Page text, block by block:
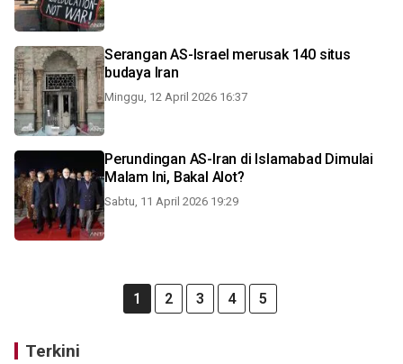
Serangan AS-Israel merusak 140 situs
budaya Iran
Minggu, 12 April 2026 16:37
Perundingan AS-Iran di Islamabad Dimulai
Malam Ini, Bakal Alot?
Sabtu, 11 April 2026 19:29
1 2 3 4 5
Terkini